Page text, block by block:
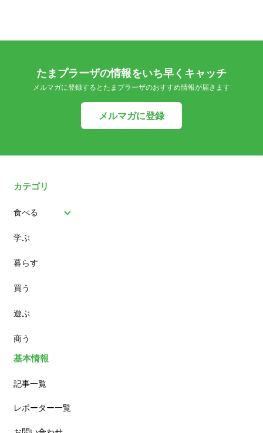
たまプラーザの情報をいち早くキャッチ
メルマガに登録するとたまプラーザのおすすめ情報が届きます
メルマガに登録
カテゴリ
食べる
パン
スイーツ
ランチ
カフェ
学ぶ
暮らす
買う
遊ぶ
商う
基本情報
記事一覧
レポーター一覧